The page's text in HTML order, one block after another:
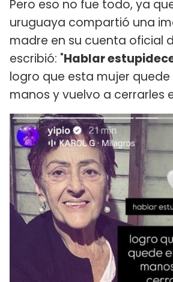
Pero eso no fue todo, ya
uruguaya compartió una
madre en su cuenta oficial
escribió: "Hablar
logro que esta mujer quede
manos y vuelvo a cerrarles